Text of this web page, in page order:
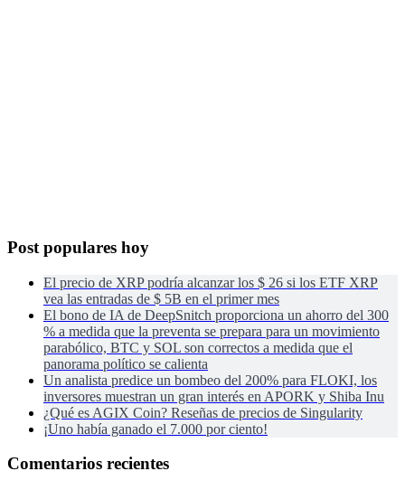
Post populares hoy
El precio de XRP podría alcanzar los $ 26 si los ETF XRP
vea las entradas de $ 5B en el primer mes
El bono de IA de DeepSnitch proporciona un ahorro del 300
% a medida que la preventa se prepara para un movimiento
parabólico, BTC y SOL son correctos a medida que el
panorama político se calienta
Un analista predice un bombeo del 200% para FLOKI, los
inversores muestran un gran interés en APORK y Shiba Inu
¿Qué es AGIX Coin? Reseñas de precios de Singularity
¡Uno había ganado el 7.000 por ciento!
Comentarios recientes